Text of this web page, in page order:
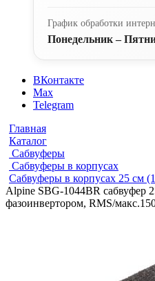
График обработки
Понедельник –
ВКонтакте
Max
Telegram
Главная
Каталог
Сабвуферы
Сабвуферы в корпусах
Сабвуферы в корпусах 25 см
Alpine SBG-1044BR сабвуфер
фазоинвертором, RMS/